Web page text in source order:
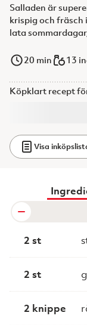
Salladen är
krispig och fräsch
lata
20 min 13
Köpklart recept
Visa
2 st
2 st
2 knippe